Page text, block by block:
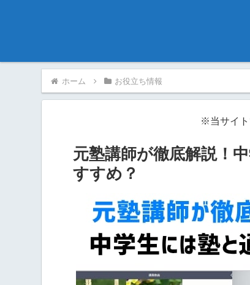
ホーム お役立ち情報
※当サイト
元塾講師が徹底解説！
すすめ？